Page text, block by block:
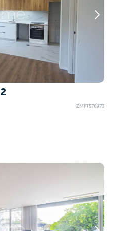
ZMPT578973